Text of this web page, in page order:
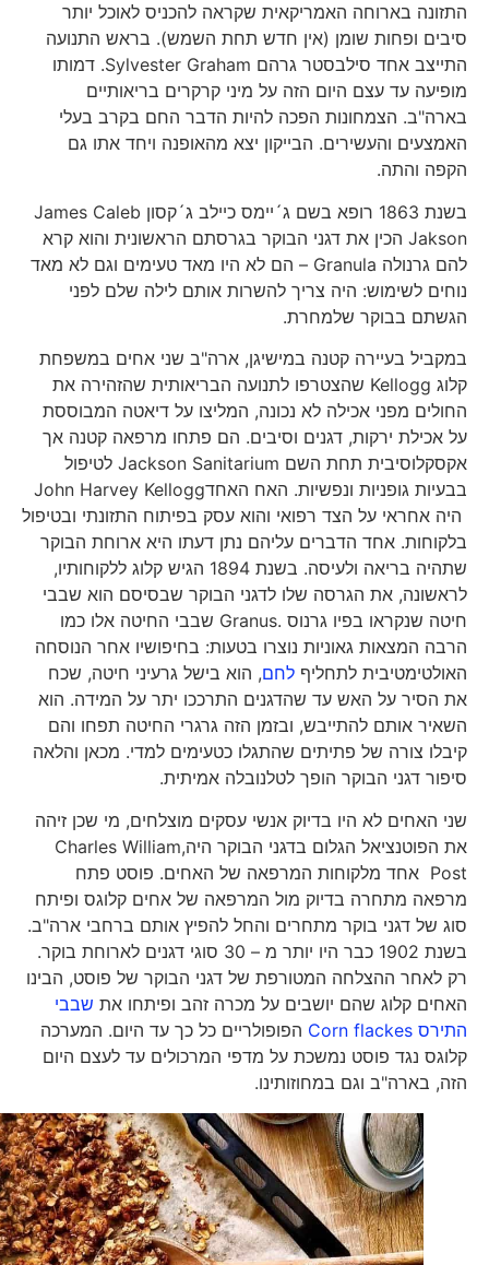
התזונה בארוחה האמריקאית שקראה להכניס לאוכל יותר
סיבים ופחות שומן (אין חדש תחת השמש). בראש התנועה
התייצב אחד סילבסטר גרהם Sylvester Graham. דמותו
מופיעה עד עצם היום הזה על מיני קרקרים בריאותיים
בארה"ב. הצמחונות הפכה להיות הדבר החם בקרב בעלי
האמצעים והעשירים. הבייקון יצא מהאופנה ויחד אתו גם
הקפה והתה.
בשנת 1863 רופא בשם ג´יימס כיילב ג´קסון James Caleb
Jakson הכין את דגני הבוקר בגרסתם הראשונית והוא קרא
להם גרנולה Granula – הם לא היו מאד טעימים וגם לא מאד
נוחים לשימוש: היה צריך להשרות אותם לילה שלם לפני
הגשתם בבוקר שלמחרת.
במקביל בעיירה קטנה במישיגן, ארה"ב שני אחים במשפחת
קלוג Kellogg שהצטרפו לתנועה הבריאותית שהזהירה את
החולים מפני אכילה לא נכונה, המליצו על דיאטה המבוססת
על אכילת ירקות, דגנים וסיבים. הם פתחו מרפאה קטנה אך
אקסקלוסיבית תחת השם Jackson Sanitarium לטיפול
בבעיות גופניות ונפשיות. האח האחדJohn Harvey Kellogg
היה אחראי על הצד רפואי והוא עסק בפיתוח התזונתי ובטיפול
בלקוחות. אחד הדברים עליהם נתן דעתו היא ארוחת הבוקר
שתהיה בריאה ולעיסה. בשנת 1894 הגיש קלוג ללקוחותיו,
לראשונה, את הגרסה שלו לדגני הבוקר שבסיסם הוא שבבי
חיטה שנקראו בפיו גרנוס .Granus שבבי החיטה אלו כמו
הרבה המצאות גאוניות נוצרו בטעות: בחיפושיו אחר הנוסחה
האולטימטיבית לתחליףלחם, הוא בישל גרעיני חיטה, שכח
את הסיר על האש עד שהדגנים התרככו יתר על המידה. הוא
השאיר אותם להתייבש, ובזמן הזה גרגרי החיטה תפחו והם
קיבלו צורה של פתיתים שהתגלו כטעימים למדי. מכאן והלאה
סיפור דגני הבוקר הופך לטלנובלה אמיתית.
שני האחים לא היו בדיוק אנשי עסקים מוצלחים, מי שכן זיהה
את הפוטנציאל הגלום בדגני הבוקר היה,Charles William
Post אחד מלקוחות המרפאה של האחים. פוסט פתח
מרפאה מתחרה בדיוק מול המרפאה של אחים קלוגס ופיתח
סוג של דגני בוקר מתחרים והחל להפיץ אותם ברחבי ארה"ב.
בשנת 1902 כבר היו יותר מ – 30 סוגי דגנים לארוחת בוקר.
רק לאחר ההצלחה המטורפת של דגני הבוקר של פוסט, הבינו
האחים קלוג שהם יושבים על מכרה זהב ופיתחו אתשבבי
התירס Corn flackes
הפופולריים כל כך עד היום. המערכה
קלוגס נגד פוסט נמשכת על מדפי המרכולים עד לעצם היום
הזה, בארה"ב וגם במחוזותינו.